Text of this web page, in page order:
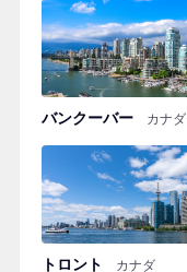
バンクーバー カナダ
トロント カナダ